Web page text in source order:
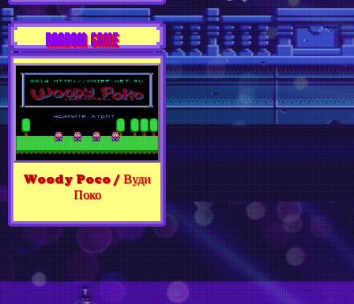
RANDOM GAME
Woody Poco / Вуди
Поко